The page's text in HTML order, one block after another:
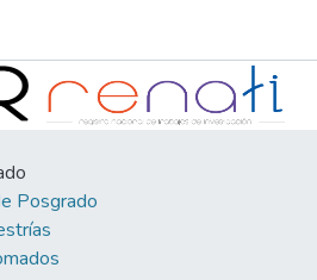
Posgrado